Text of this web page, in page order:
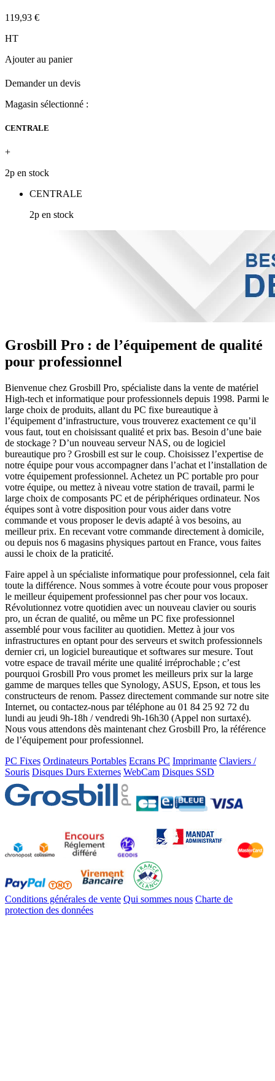
119,93 €
HT
Ajouter au panier
Demander un devis
Magasin sélectionné :
CENTRALE
+
2p en stock
CENTRALE
2p en stock
Grosbill Pro : de l’équipement de qualité
pour professionnel
Bienvenue chez Grosbill Pro, spécialiste dans la vente de matériel
High-tech et informatique pour professionnels depuis 1998. Parmi le
large choix de produits, allant du PC fixe bureautique à
l’équipement d’infrastructure, vous trouverez exactement ce qu’il
vous faut, tout en choisissant qualité et prix bas. Besoin d’une baie
de stockage ? D’un nouveau serveur NAS, ou de logiciel
bureautique pro ? Grosbill est sur le coup. Choisissez l’expertise de
notre équipe pour vous accompagner dans l’achat et l’installation de
votre équipement professionnel. Achetez un PC portable pro pour
votre équipe, ou mettez à niveau votre station de travail, parmi le
large choix de composants PC et de périphériques ordinateur. Nos
équipes sont à votre disposition pour vous aider dans votre
commande et vous proposer le devis adapté à vos besoins, au
meilleur prix. En recevant votre commande directement à domicile,
ou depuis nos 6 magasins physiques partout en France, vous faites
aussi le choix de la praticité.
Faire appel à un spécialiste informatique pour professionnel, cela fait
toute la différence. Nous sommes à votre écoute pour vous proposer
le meilleur équipement professionnel pas cher pour vos locaux.
Révolutionnez votre quotidien avec un nouveau clavier ou souris
pro, un écran de qualité, ou même un PC fixe professionnel
assemblé pour vous faciliter au quotidien. Mettez à jour vos
infrastructures en optant pour des serveurs et switch professionnels
dernier cri, un logiciel bureautique et softwares sur mesure. Tout
votre espace de travail mérite une qualité irréprochable ; c’est
pourquoi Grosbill Pro vous promet les meilleurs prix sur la large
gamme de marques telles que Synology, ASUS, Epson, et tous les
constructeurs de renom. Passez directement commande sur notre site
Internet, ou contactez-nous par téléphone au 01 84 25 92 72 du
lundi au jeudi 9h-18h / vendredi 9h-16h30 (Appel non surtaxé).
Nous vous attendons dès maintenant chez Grosbill Pro, la référence
de l’équipement pour professionnel.
PC Fixes Ordinateurs Portables Ecrans PC Imprimante Claviers /
Souris Disques Durs Externes WebCam Disques SSD
Conditions générales de vente Qui sommes nous Charte de
protection des données